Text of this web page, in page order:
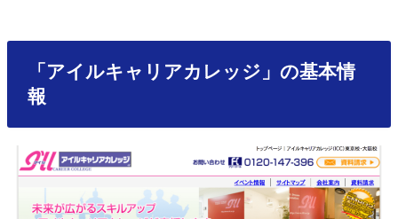
「アイルキャリアカレッジ」の基本情
報